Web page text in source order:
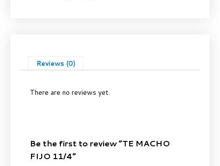
Reviews (0)
There are no reviews yet.
Be the first to review “TE MACHO
FIJO 11/4”